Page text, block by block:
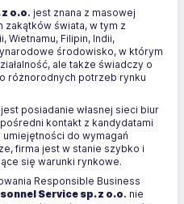
z o.o. jest znana z masowej
świata, w tym z
Wietnamu, Filipin, Indii,
środowisko, w którym
ale także świadczy o
różnorodnych potrzeb rynku
posiadanie własnej sieci biur
kontakt z kandydatami
do wymagań
firma jest w stanie szybko i
się warunki rynkowe.
Responsible Business
Service sp. z o.o. nie